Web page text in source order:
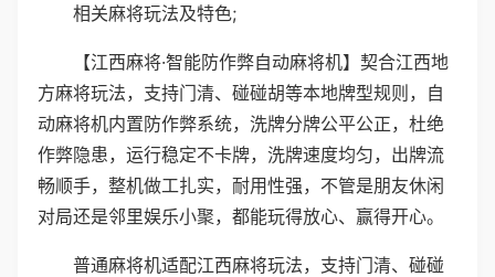
相关麻将玩法及特色;
【江西麻将·智能防作弊自动麻将机】契合江西地
方麻将玩法，支持门清、碰碰胡等本地牌型规则，自
动麻将机内置防作弊系统，洗牌分牌公平公正，杜绝
作弊隐患，运行稳定不卡牌，洗牌速度均匀，出牌流
畅顺手，整机做工扎实，耐用性强，不管是朋友休闲
对局还是邻里娱乐小聚，都能玩得放心、赢得开心。
普通麻将机适配江西麻将玩法，支持门清、碰碰